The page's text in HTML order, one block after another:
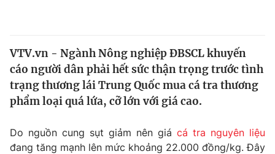
Thế giới
Tin tức
Thế giới đó đây
Câu chuyện quốc tế
Kinh tế
Thị trường
Dữ liệu và đời sống
VTV.vn - Ngành Nông nghiệp ĐBSCL khuyến
cáo người dân phải hết sức thận trọng trước tình
trạng thương lái Trung Quốc mua cá tra thương
phẩm loại quá lứa, cỡ lớn với giá cao.
Do nguồn cung sụt giảm nên giá cá tra nguyên liệu
đang tăng mạnh lên mức khoảng 22.000 đồng/kg. Đây